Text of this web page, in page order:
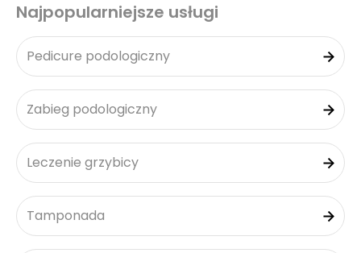
Najpopularniejsze usługi
Pedicure podologiczny
Zabieg podologiczny
Leczenie grzybicy
Tamponada